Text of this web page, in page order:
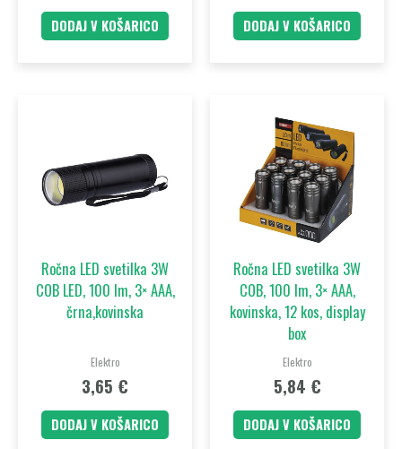
DODAJ V KOŠARICO DODAJ V KOŠARICO
Ročna LED svetilka 3W
COB LED, 100 lm, 3× AAA,
črna,kovinska
Elektro
3,65 €
DODAJ V KOŠARICO
Ročna LED svetilka 3W
COB, 100 lm, 3× AAA,
kovinska, 12 kos, display
box
Elektro
5,84 €
DODAJ V KOŠARICO